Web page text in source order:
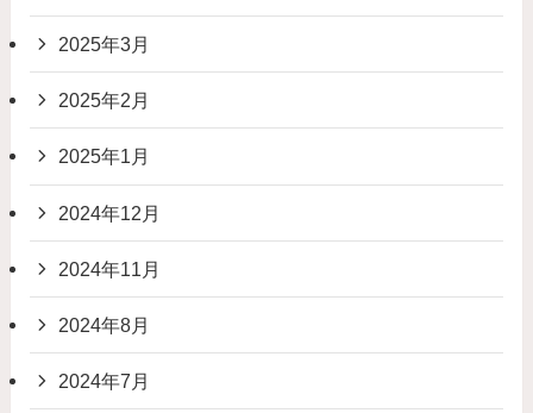
2025年3月
2025年2月
2025年1月
2024年12月
2024年11月
2024年8月
2024年7月